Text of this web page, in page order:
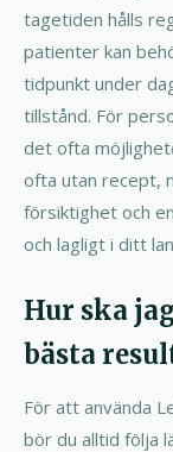
tagetiden hålls
patienter kan
tidpunkt under
tillstånd. För
det ofta
ofta utan recept,
försiktighet och
och lagligt i ditt
Hur ska
bästa
För att använda
bör du alltid följa